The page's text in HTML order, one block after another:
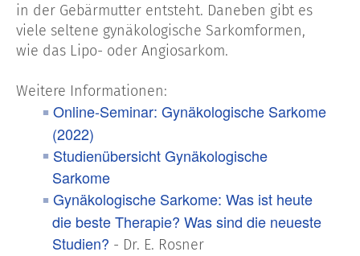
in der Gebärmutter entsteht. Daneben gibt es
viele seltene gynäkologische Sarkomformen,
wie das Lipo- oder Angiosarkom.
Weitere Informationen:
Online-Seminar: Gynäkologische Sarkome
(2022)
Studienübersicht Gynäkologische
Sarkome
Gynäkologische Sarkome: Was ist heute
die beste Therapie? Was sind die neueste
Studien? - Dr. E. Rosner